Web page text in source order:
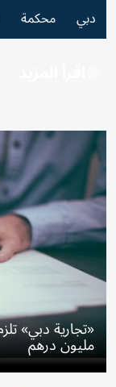
دبي محكمة
مليون درهم